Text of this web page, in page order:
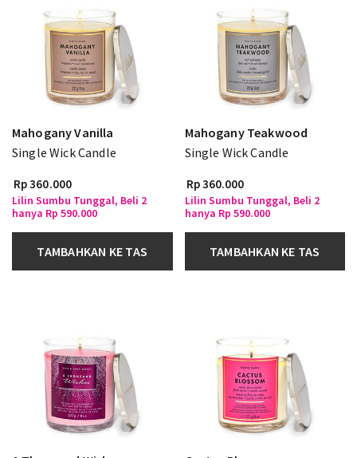
Mahogany Vanilla
Single Wick Candle
Rp 360.000
Lilin Sumbu Tunggal, Beli 2
hanya Rp 590.000
TAMBAHKAN KE TAS
Mahogany Teakwood
Single Wick Candle
Rp 360.000
Lilin Sumbu Tunggal, Beli 2
hanya Rp 590.000
TAMBAHKAN KE TAS